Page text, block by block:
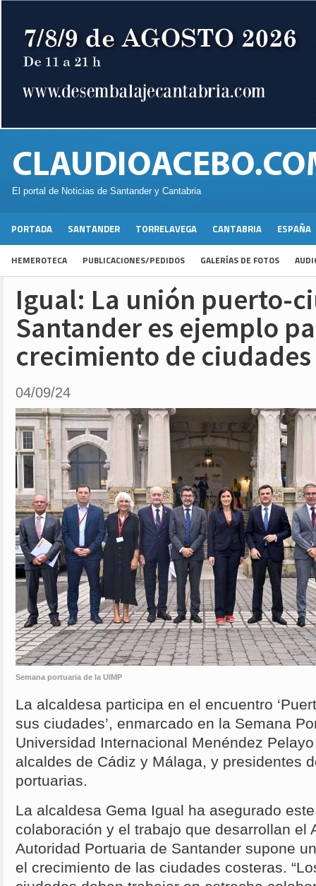
El portal de Noticias de Santander y Cantabria
PORTADA SANTANDER TORRELAVEGA CANTABRIA ESPAÑA
HEMEROTECA PUBLICACIONES/PEDIDOS GALERÍAS DE FOTOS
Igual: La unión puerto-
Santander es ejemplo
crecimiento de
04/09/24
Semana portuaria de la UIMP
La alcaldesa participa en el encuentro
sus ciudades’, enmarcado en la Semana
Universidad Internacional Menéndez
alcaldes de Cádiz y Málaga, y presidentes
portuarias.
La alcaldesa Gema Igual ha asegurado
colaboración y el trabajo que desarrollan el
Autoridad Portuaria de Santander supone
el crecimiento de las ciudades costeras.